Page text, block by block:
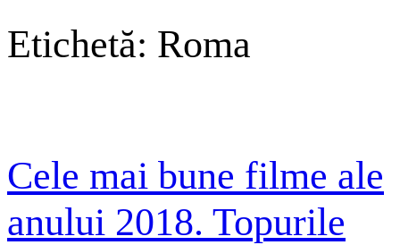
Etichetă: Roma
Cele mai bune filme ale
anului 2018. Topurile